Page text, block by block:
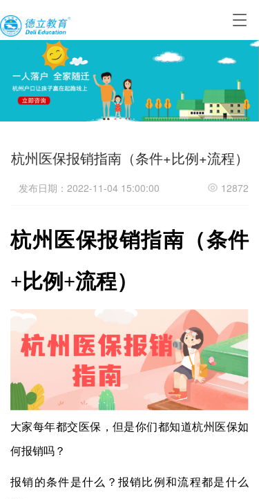
T
e
n
a
g
t
n
杭州医保报销指南（条件+比例+流程）
发布日期：2022-11-04 15:00:00 12872
杭州医保报销指南（条件
+比例+流程）
大家每年都交医保，但是你们都知道杭州医保如
何报销吗？
报销的条件是什么？报销比例和流程都是什么